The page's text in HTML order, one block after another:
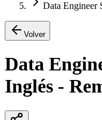
Data Engineer
Volver
Data
Inglés -